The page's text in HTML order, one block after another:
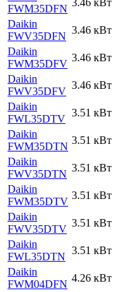
FWM35DFN
Daikin
FWV35DFN
3.46 кВт
Daikin
FWM35DFV
3.46 кВт
Daikin
FWV35DFV
3.46 кВт
Daikin
FWL35DTV
3.51 кВт
Daikin
FWM35DTN
3.51 кВт
Daikin
FWV35DTN
3.51 кВт
Daikin
FWM35DTV
3.51 кВт
Daikin
FWV35DTV
3.51 кВт
Daikin
FWL35DTN
3.51 кВт
Daikin
FWM04DFN
4.26 кВт